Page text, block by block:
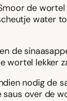
de wortel
water
de
wortel lekker
nodig de
over de